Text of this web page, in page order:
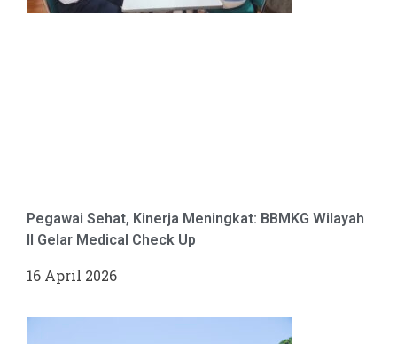
Pegawai Sehat, Kinerja Meningkat: BBMKG Wilayah
II Gelar Medical Check Up
16 April 2026